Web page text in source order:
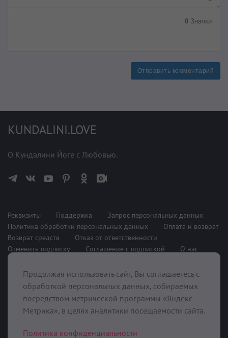
0 Значки
Отправить комментарий
KUNDALINI.LOVE
О Кундалини Йоге с Любовью.
Реквизиты Поддержка
Запрос персональных данных
Политика обработки персональных данных
Оплата и возврат
Возврат средств
Отказ от ответственности
Отменить подписку
Соглашение с подпиской О нас
При поддержке
Продолжая использовать сайт, Вы соглашаетесь с
обработкой персональных данных, собираемых
посредством метрической программы «Яндекс
Метрика», в целях аналитики посещаемости сайта.
Политика конфиденциальности